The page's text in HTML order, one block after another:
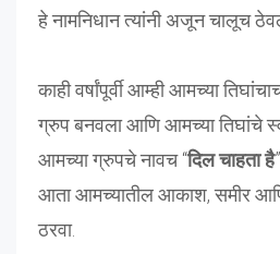
हे नामनिधान त्यांनी अजून चालूच
काही वर्षांपूर्वी आम्ही आमच्या
ग्रुप बनवला आणि आमच्या तिघांचे
आमच्या ग्रुपचे नावच “दिल चाहता है
आता आमच्यातील आकाश, समीर आणि
ठरवा.